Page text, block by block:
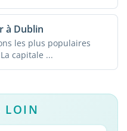
à Dublin
les plus populaires
capitale ...
LOIN